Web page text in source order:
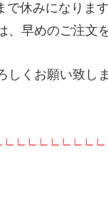
休みになりま
早めのご注文
くお願い致しま